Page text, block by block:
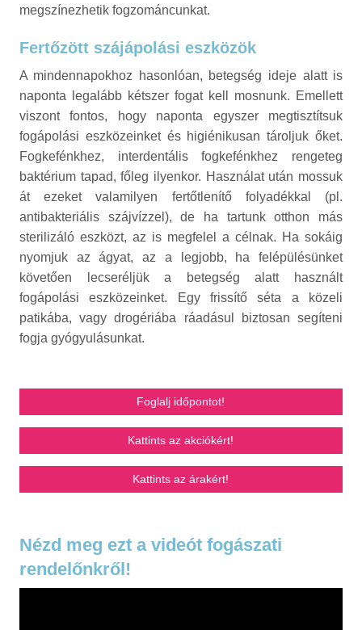
megszínezhetik fogzománcunkat.
Fertőzött szájápolási eszközök
A mindennapokhoz hasonlóan, betegség ideje alatt is
naponta legalább kétszer fogat kell mosnunk. Emellett
viszont fontos, hogy naponta egyszer megtisztítsuk
fogápolási eszközeinket és higiénikusan tároljuk őket.
Fogkefénkhez, interdentális fogkefénkhez rengeteg
baktérium tapad, főleg ilyenkor. Használat után mossuk
át ezeket valamilyen fertőtlenítő folyadékkal (pl.
antibakteriális szájvízzel), de ha tartunk otthon más
sterilizáló eszközt, az is megfelel a célnak. Ha sokáig
nyomjuk az ágyat, az a legjobb, ha felépülésünket
követően lecseréljük a betegség alatt használt
fogápolási eszközeinket. Egy frissítő séta a közeli
patikába, vagy drogériába ráadásul biztosan segíteni
fogja gyógyulásunkat.
Foglalj időpontot!
Kattints az akciókért!
Kattints az árakért!
Nézd meg ezt a videót fogászati
rendelőnkről!